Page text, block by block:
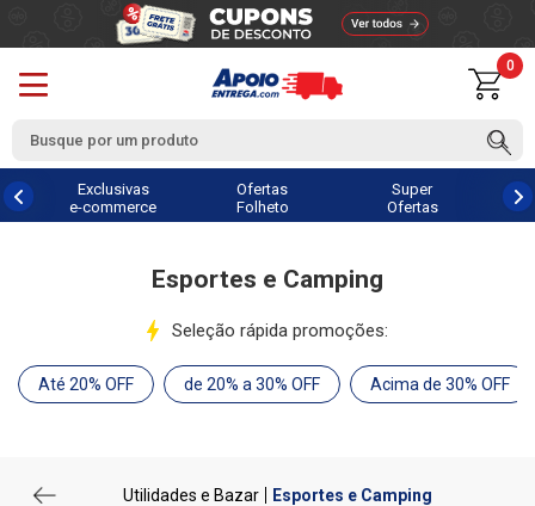
0
Exclusivas
e-commerce
Ofertas
Folheto
Super
Ofertas
Esportes e Camping
Seleção rápida promoções:
Até 20% OFF de 20% a 30% OFF Acima de 30% OFF
Utilidades e Bazar Esportes e Camping